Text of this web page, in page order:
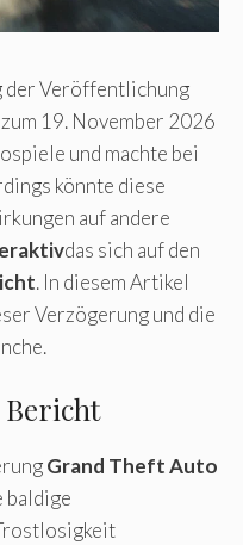
der Veröffentlichung
19. November 2026
und machte bei
könnte diese
auf andere
das sich auf den
. In diesem Artikel
Verzögerung und die
Grand Theft Auto
baldige